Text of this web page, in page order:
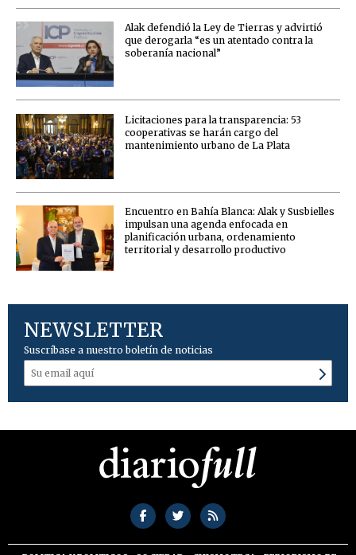
Alak defendió la Ley de Tierras y advirtió
que derogarla “es un atentado contra la
soberanía nacional”
Licitaciones para la transparencia: 53
cooperativas se harán cargo del
mantenimiento urbano de La Plata
Encuentro en Bahía Blanca: Alak y Susbielles
impulsan una agenda enfocada en
planificación urbana, ordenamiento
territorial y desarrollo productivo
NEWSLETTER
Suscríbase a nuestro boletín de noticias